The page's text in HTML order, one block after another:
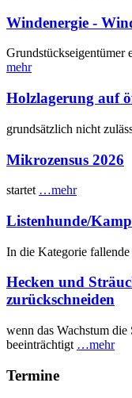
Windenergie -
Grundstückseigentümer
mehr
Holzlagerung auf
grundsätzlich nicht
Mikrozensus 2026
startet …mehr
Listenhunde/
In die Kategorie
Hecken und
zurückschneiden
wenn das Wachstum
beeinträchtigt …mehr
Termine